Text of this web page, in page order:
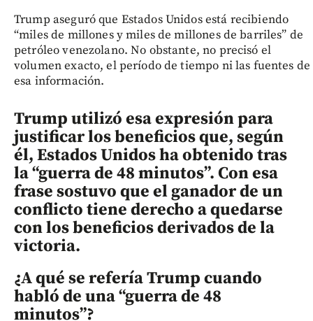
Trump aseguró que Estados Unidos está recibiendo
“miles de millones y miles de millones de barriles” de
petróleo venezolano. No obstante, no precisó el
volumen exacto, el período de tiempo ni las fuentes de
esa información.
Trump utilizó esa expresión para
justificar los beneficios que, según
él, Estados Unidos ha obtenido tras
la “guerra de 48 minutos”. Con esa
frase sostuvo que el ganador de un
conflicto tiene derecho a quedarse
con los beneficios derivados de la
victoria.
¿A qué se refería Trump cuando
habló de una “guerra de 48
minutos”?